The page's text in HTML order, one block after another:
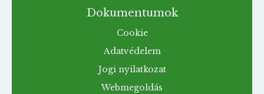
Dokumentumok
Cookie
Adatvédelem
Jogi nyilatkozat
Webmegoldás